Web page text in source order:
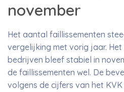
november
Het aantal faillissementen
vergelijking met vorig jaar.
bedrijven bleef stabiel in
de faillissementen wel. De
volgens de cijfers van het